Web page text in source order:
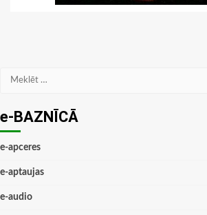
Meklēt:
e-BAZNĪCĀ
e-apceres
e-aptaujas
e-audio